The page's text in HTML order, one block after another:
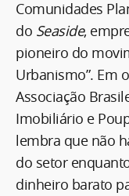
Comunidades
do Seaside,
pioneiro do
Urbanismo”. Em
Associação
Imobiliário e
lembra que não
do setor
dinheiro barato